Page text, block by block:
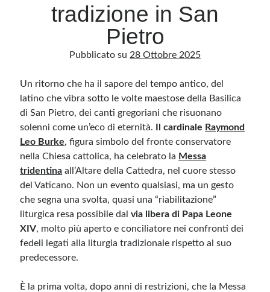
Categorie
Categorie
Questo blog non rappresenta una testata giornalistica, in quanto viene aggiornato
senza alcuna periodicità. Non può pertanto considerarsi un prodotto editoriale ai
sensi della legge n· 62 del 7.03.2001. L’autore non è responsabile di quanto
pubblicato dai lettori nei commenti ai vari post. Saranno comunque cancellati quelli
ritenuti offensivi o lesivi dell’immagine o dell’onorabilità di terzi, di genere spam,
razzisti o che contengano dati personali non conformi al rispetto delle norme sulla
privacy. Alcune immagini inserite in questo blog sono tratte da Internet e, pertanto,
considerate di pubblico dominio. Qualora la loro pubblicazione violasse eventuali
immediatamente rimosse. L’autore del blog non è responsabile dei siti collegati
tradizione in San
Pietro
Pubblicato su 28 Ottobre 2025
Un ritorno che ha il sapore del tempo antico, del
latino che vibra sotto le volte maestose della Basilica
di San Pietro, dei canti gregoriani che risuonano
solenni come un’eco di eternità.
Il cardinale Raymond
Leo Burke, figura simbolo del fronte conservatore
nella Chiesa cattolica, ha celebrato la Messa
tridentina all’Altare della Cattedra, nel cuore stesso
del Vaticano. Non un evento qualsiasi, ma un gesto
che segna una svolta, quasi una “riabilitazione”
liturgica resa possibile dalvia libera di Papa Leone
XIV, molto più aperto e conciliatore nei confronti dei
fedeli legati alla liturgia tradizionale rispetto al suo
predecessore.
È la prima volta, dopo anni di restrizioni, che la Messa